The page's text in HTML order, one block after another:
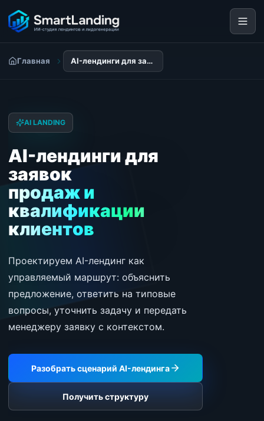
Главная AI-лендинги для заявок, продаж и квалификации клиентов
AI LANDING
AI-лендинги для
заявок
продаж и
квалификации
клиентов
Проектируем AI-лендинг как
управляемый маршрут: объяснить
предложение, ответить на типовые
вопросы, уточнить задачу и передать
менеджеру заявку с контекстом.
Разобрать сценарий AI-лендинга
Получить структуру